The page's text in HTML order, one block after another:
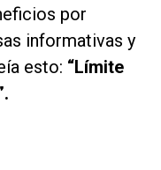
por
informativas y
esto: “Límite